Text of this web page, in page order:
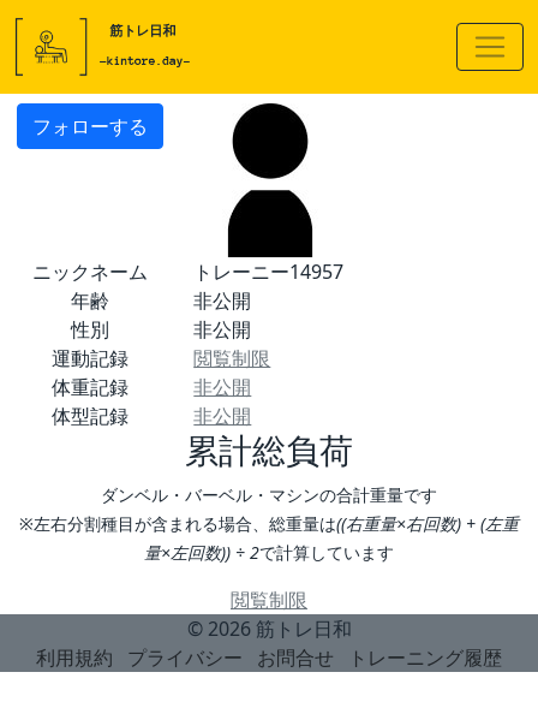
フォローする
ニックネーム
トレーニー14957
年齢
非公開
性別
非公開
運動記録
閲覧制限
体重記録
非公開
体型記録
非公開
累計総負荷
ダンベル・バーベル・マシンの合計重量です
※左右分割種目が含まれる場合、総重量は((右重量×右回数) + (左重
量×左回数)) ÷ 2で計算しています
閲覧制限
© 2026 筋トレ日和
利用規約
プライバシー お問合せ トレーニング履歴